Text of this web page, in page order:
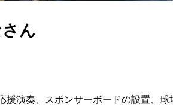
ん
演奏、スポンサーボードの設置、